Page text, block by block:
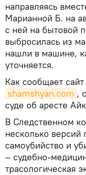
направляясь
Марианной Б. на
с ней на бытовой
выбросилась из
нашли в машине,
уточняется.
Как сообщает
shamshyan.com ,
суде об аресте
В Следственном
несколько
самоубийство и
– судебно-
трасологическая